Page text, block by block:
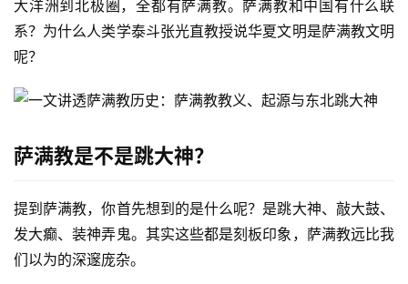
大洋洲到北极圈，全都有萨满教。萨满教和中国有什么联
系？为什么人类学泰斗张光直教授说华夏文明是萨满教文明
呢？
萨满教是不是跳大神？
提到萨满教，你首先想到的是什么呢？是跳大神、敲大鼓、
发大癫、装神弄鬼。其实这些都是刻板印象，萨满教远比我
们以为的深邃庞杂。